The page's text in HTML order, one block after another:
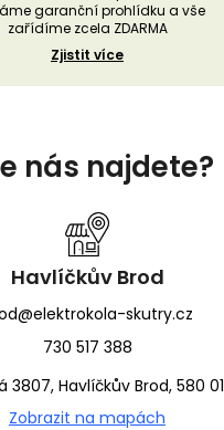
garanční prohlídku a vše
zařídíme zcela ZDARMA
Zjistit více
nás najdete?
Havlíčkův Brod
skutry.cz
730 517 388
3807, Havlíčkův Brod, 580 01
Zobrazit na mapách